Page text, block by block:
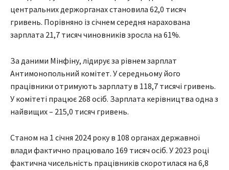
центральних держорганах становила 62,0 тисяч
гривень. Порівняно із січнем середня нарахована
зарплата 21,7 тисяч чиновників зросла на 61%.
За даними Мінфіну, лідирує за рівнем зарплат
Антимонопольний комітет. У середньому його
працівники отримують зарплату в 118,7 тисячі гривень.
У комітеті працює 268 осіб. Зарплата керівництва одна з
найвищих – 215,0 тисяч гривень.
Станом на 1 січня 2024 року в 108 органах державної
влади фактично працювало 169 тисяч осіб. У 2023 році
фактична чисельність працівників скоротилася на 6,8